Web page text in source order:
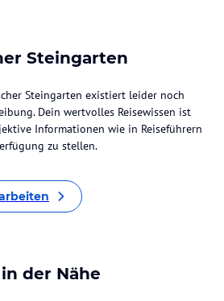
Steingarten
Steingarten existiert leider noch
Dein wertvolles Reisewissen ist
Informationen wie in Reiseführern
zu stellen.
der Nähe